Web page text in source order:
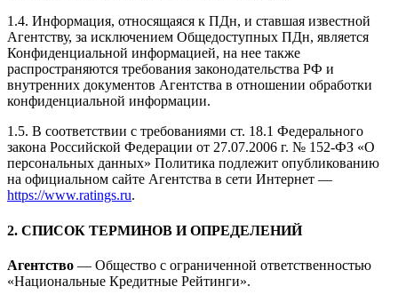
1.4. Информация, относящаяся к ПДн, и ставшая известной
Агентству, за исключением Общедоступных ПДн, является
Конфиденциальной информацией, на нее также
распространяются требования законодательства РФ и
внутренних документов Агентства в отношении обработки
конфиденциальной информации.
1.5. В соответствии с требованиями ст. 18.1 Федерального
закона Российской Федерации от 27.07.2006 г. № 152-ФЗ «О
персональных данных» Политика подлежит опубликованию
на официальном сайте Агентства в сети Интернет —
https://www.ratings.ru.
2. СПИСОК ТЕРМИНОВ И ОПРЕДЕЛЕНИЙ
Агентство — Общество с ограниченной ответственностью
«Национальные Кредитные Рейтинги».